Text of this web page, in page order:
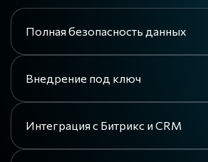
Полная безопасность данных
Внедрение под ключ
Интеграция с Битрикс и CRM